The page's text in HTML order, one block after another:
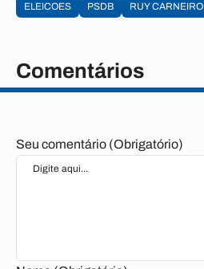
ELEICOES PSDB RUY CARNEIRO
Comentários
Seu comentário (Obrigatório)